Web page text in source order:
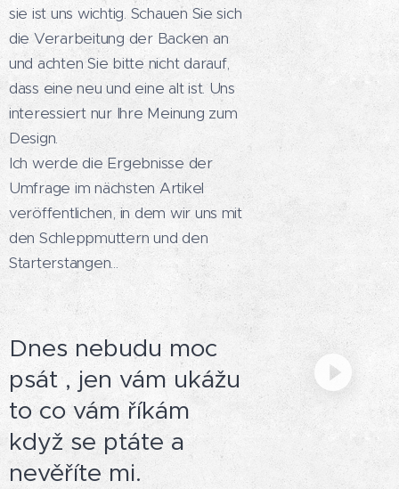
sie ist uns wichtig. Schauen Sie sich
die Verarbeitung der Backen an
und achten Sie bitte nicht darauf,
dass eine neu und eine alt ist. Uns
interessiert nur Ihre Meinung zum
Design.
Ich werde die Ergebnisse der
Umfrage im nächsten Artikel
veröffentlichen, in dem wir uns mit
den Schleppmuttern und den
Starterstangen...
Dnes nebudu moc
psát , jen vám ukážu
to co vám říkám
když se ptáte a
nevěříte mi.